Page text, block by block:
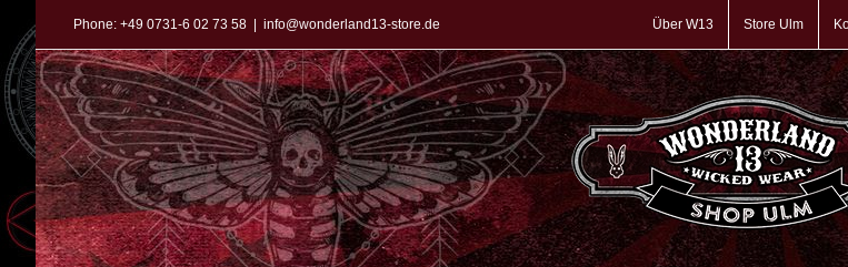
Inhalt
springen
Phone: +49 0731-6 02 73 58 info@wonderland13-store.de Über W13 Store Ulm